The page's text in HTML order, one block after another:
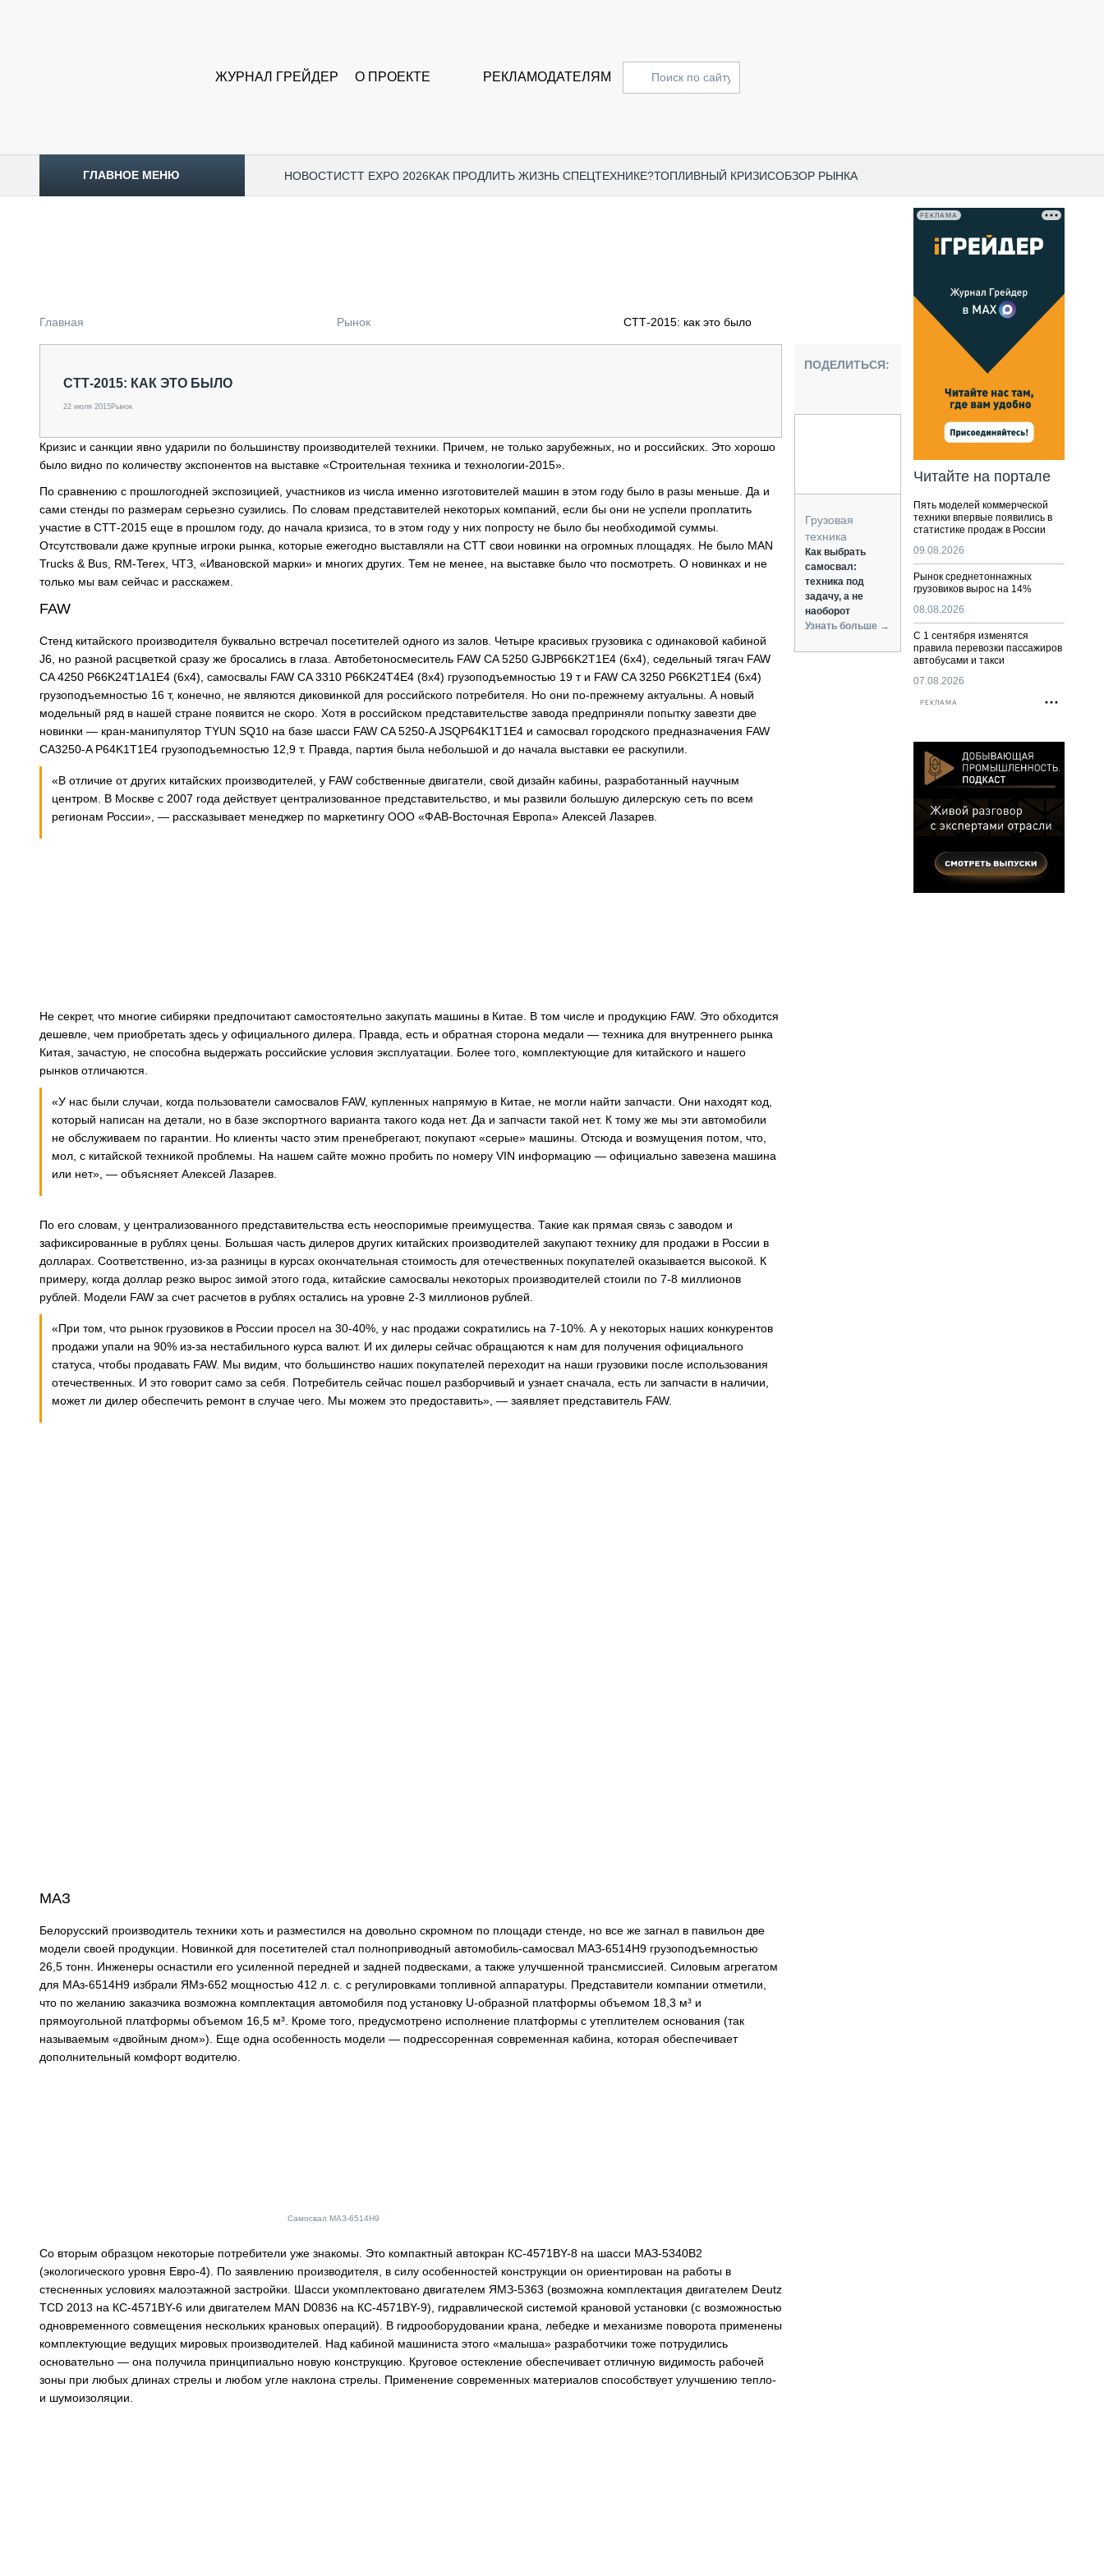
ЖУРНАЛ ГРЕЙДЕР О ПРОЕКТЕ РЕКЛАМОДАТЕЛЯМ
ГЛАВНОЕ МЕНЮ НОВОСТИCTT EXPO 2026КАК ПРОДЛИТЬ ЖИЗНЬ СПЕЦТЕХНИКЕ?ТОПЛИВНЫЙ КРИЗИСОБЗОР РЫНКА
ОБЗОР РЫНКА
ТЕХНИКА КРУПНЫМ ПЛАНОМ
ИСПЫТАТЕЛИ
ТЕХНОЛОГИИ
ДОРОЖНАЯ ИНДУСТРИЯ
СЕРВИСМЕНЫ
МЕРОПРИЯТИЯ
ПОДЪЁМНАЯ ТЕХНИКА
ПРИЦЕПНАЯ ТЕХНИКА
КОММУНАЛЬНАЯ ТЕХНИКА
ТЕХНИКА СПЕЦИАЛЬНОГО НАЗНАЧЕНИЯ
ЛОГИСТИКА И СКЛАД
АВТОМАТИЗАЦИЯ И ТЕХНОЛОГИИ
КОМПЛЕКТУЮЩИЕ И СЕРВИС
Главная Рынок СТТ-2015: как это было
СТТ-2015: КАК ЭТО БЫЛО
22 июля 2015Рынок
Кризис и санкции явно ударили по большинству производителей техники. Причем, не только зарубежных, но и российских. Это хорошо
было видно по количеству экспонентов на выставке «Строительная техника и технологии-2015».
По сравнению с прошлогодней экспозицией, участников из числа именно изготовителей машин в этом году было в разы меньше. Да и
сами стенды по размерам серьезно сузились. По словам представителей некоторых компаний, если бы они не успели проплатить
участие в СТТ-2015 еще в прошлом году, до начала кризиса, то в этом году у них попросту не было бы необходимой суммы.
Отсутствовали даже крупные игроки рынка, которые ежегодно выставляли на СТТ свои новинки на огромных площадях. Не было MAN
Trucks & Bus, RM-Terex, ЧТЗ, «Ивановской марки» и многих других. Тем не менее, на выставке было что посмотреть. О новинках и не
только мы вам сейчас и расскажем.
FAW
Стенд китайского производителя буквально встречал посетителей одного из залов. Четыре красивых грузовика с одинаковой кабиной
J6, но разной расцветкой сразу же бросались в глаза. Автобетоносмеситель FAW CA 5250 GJBP66K2T1E4 (6х4), седельный тягач FAW
CA 4250 P66K24T1A1E4 (6х4), самосвалы FAW CA 3310 P66K24T4E4 (8х4) грузоподъемностью 19 т и FAW CA 3250 P66K2T1E4 (6х4)
грузоподъемностью 16 т, конечно, не являются диковинкой для российского потребителя. Но они по-прежнему актуальны. А новый
модельный ряд в нашей стране появится не скоро. Хотя в российском представительстве завода предприняли попытку завезти две
новинки — кран-манипулятор TYUN SQ10 на базе шасси FAW CA 5250-A JSQP64K1T1E4 и самосвал городского предназначения FAW
CA3250-A P64K1T1E4 грузоподъемностью 12,9 т. Правда, партия была небольшой и до начала выставки ее раскупили.
«В отличие от других китайских производителей, у FAW собственные двигатели, свой дизайн кабины, разработанный научным
центром. В Москве с 2007 года действует централизованное представительство, и мы развили большую дилерскую сеть по всем
регионам России», — рассказывает менеджер по маркетингу ООО «ФАВ-Восточная Европа» Алексей Лазарев.
Не секрет, что многие сибиряки предпочитают самостоятельно закупать машины в Китае. В том числе и продукцию FAW. Это обходится
дешевле, чем приобретать здесь у официального дилера. Правда, есть и обратная сторона медали — техника для внутреннего рынка
Китая, зачастую, не способна выдержать российские условия эксплуатации. Более того, комплектующие для китайского и нашего
рынков отличаются.
«У нас были случаи, когда пользователи самосвалов FAW, купленных напрямую в Китае, не могли найти запчасти. Они находят код,
который написан на детали, но в базе экспортного варианта такого кода нет. Да и запчасти такой нет. К тому же мы эти автомобили
не обслуживаем по гарантии. Но клиенты часто этим пренебрегают, покупают «серые» машины. Отсюда и возмущения потом, что,
мол, с китайской техникой проблемы. На нашем сайте можно пробить по номеру VIN информацию — официально завезена машина
или нет», — объясняет Алексей Лазарев.
По его словам, у централизованного представительства есть неоспоримые преимущества. Такие как прямая связь с заводом и
зафиксированные в рублях цены. Большая часть дилеров других китайских производителей закупают технику для продажи в России в
долларах. Соответственно, из-за разницы в курсах окончательная стоимость для отечественных покупателей оказывается высокой. К
примеру, когда доллар резко вырос зимой этого года, китайские самосвалы некоторых производителей стоили по 7-8 миллионов
рублей. Модели FAW за счет расчетов в рублях остались на уровне 2-3 миллионов рублей.
«При том, что рынок грузовиков в России просел на 30-40%, у нас продажи сократились на 7-10%. А у некоторых наших конкурентов
продажи упали на 90% из-за нестабильного курса валют. И их дилеры сейчас обращаются к нам для получения официального
статуса, чтобы продавать FAW. Мы видим, что большинство наших покупателей переходит на наши грузовики после использования
отечественных. И это говорит само за себя. Потребитель сейчас пошел разборчивый и узнает сначала, есть ли запчасти в наличии,
может ли дилер обеспечить ремонт в случае чего. Мы можем это предоставить», — заявляет представитель FAW.
МАЗ
Белорусский производитель техники хоть и разместился на довольно скромном по площади стенде, но все же загнал в павильон две
модели своей продукции. Новинкой для посетителей стал полноприводный автомобиль-самосвал МАЗ-6514H9 грузоподъемностью
26,5 тонн. Инженеры оснастили его усиленной передней и задней подвесками, а также улучшенной трансмиссией. Силовым агрегатом
для МАз-6514H9 избрали ЯМз-652 мощностью 412 л. с. с регулировками топливной аппаратуры. Представители компании отметили,
что по желанию заказчика возможна комплектация автомобиля под установку U-образной платформы объемом 18,3 м³ и
прямоугольной платформы объемом 16,5 м³. Кроме того, предусмотрено исполнение платформы с утеплителем основания (так
называемым «двойным дном»). Еще одна особенность модели — подрессоренная современная кабина, которая обеспечивает
дополнительный комфорт водителю.
Самосвал МАЗ-6514H9
Со вторым образцом некоторые потребители уже знакомы. Это компактный автокран КС-4571BY-8 на шасси МАЗ-5340В2
(экологического уровня Евро-4). По заявлению производителя, в силу особенностей конструкции он ориентирован на работы в
стесненных условиях малоэтажной застройки. Шасси укомплектовано двигателем ЯМЗ-5363 (возможна комплектация двигателем Deutz
TCD 2013 на КС-4571BY-6 или двигателем MAN D0836 на КС-4571BY-9), гидравлической системой крановой установки (с возможностью
одновременного совмещения нескольких крановых операций). В гидрооборудовании крана, лебедке и механизме поворота применены
комплектующие ведущих мировых производителей. Над кабиной машиниста этого «малыша» разработчики тоже потрудились
основательно — она получила принципиально новую конструкцию. Круговое остекление обеспечивает отличную видимость рабочей
зоны при любых длинах стрелы и любом угле наклона стрелы. Применение современных материалов способствует улучшению тепло-
и шумоизоляции.
ПОДЕЛИТЬСЯ:
Грузовая
техника
Как выбрать
самосвал:
техника под
задачу, а не
наоборот
Узнать больше →
РЕКЛАМА
Читайте на портале
Пять моделей коммерческой
техники впервые появились в
статистике продаж в России
09.08.2026
Рынок среднетоннажных
грузовиков вырос на 14%
08.08.2026
С 1 сентября изменятся
правила перевозки пассажиров
автобусами и такси
07.08.2026
РЕКЛАМА